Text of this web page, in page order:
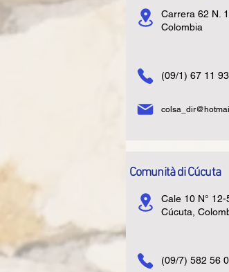
Carrera 62 N.
Colombia
(09/1) 67 11
Comunità di Cúcuta
Cale 10 N° 12-
Cúcuta,
(09/7) 582 56